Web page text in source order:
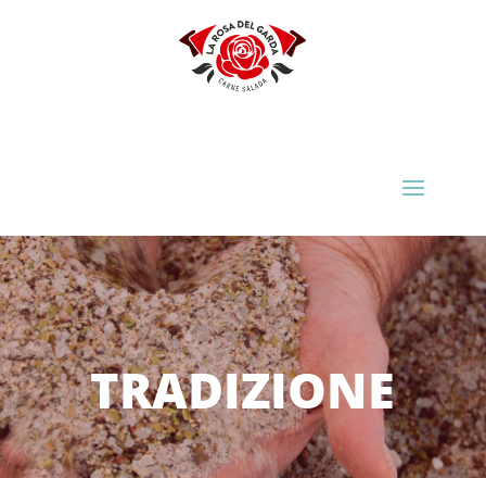
TRADIZIONE